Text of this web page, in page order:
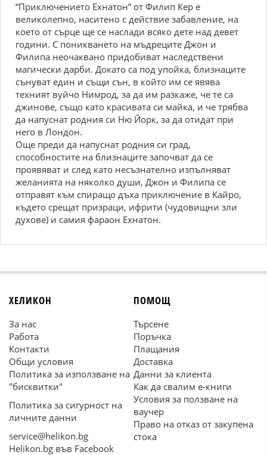
“Приключението Ехнатон” от Филип Кер е
великолепно, наситено с действие забавление, на
което от сърце ще се наслади всяко дете над девет
години. С поникването на мъдрецитe Джон и
Филипа неочаквано придобиват наследствени
магически дарби. Докато са под упойка, близнаците
сънуват един и същи сън, в който им се явява
техният вуйчо Нимрод, за да им разкаже, че те са
джинове, също като красивата си майка, и че трябва
да напуснат родния си Ню Йорк, за да отидат при
него в Лондон.
Още преди да напуснат родния си град,
способностите на близнаците започват да се
проявяват и след като несъзнателно изпълняват
желанията на няколко души, Джон и Филипа се
отправят към спиращо дъха приключение в Кайро,
където срещат призраци, ифрити (чудовищни зли
духове) и самия фараон Ехнатон.
ХЕЛИКОН
За нас
Работа
Контакти
Общи условия
Политика за използване на
"бисквитки"
Политика за сигурност на
личните данни
service@helikon.bg
Helikon.bg във Facebook
ПОМОЩ
Търсене
Поръчка
Плащания
Доставка
Данни за клиента
Как да свалим е-книги
Условия за ползване на
ваучер
Право на отказ от закупена
стока